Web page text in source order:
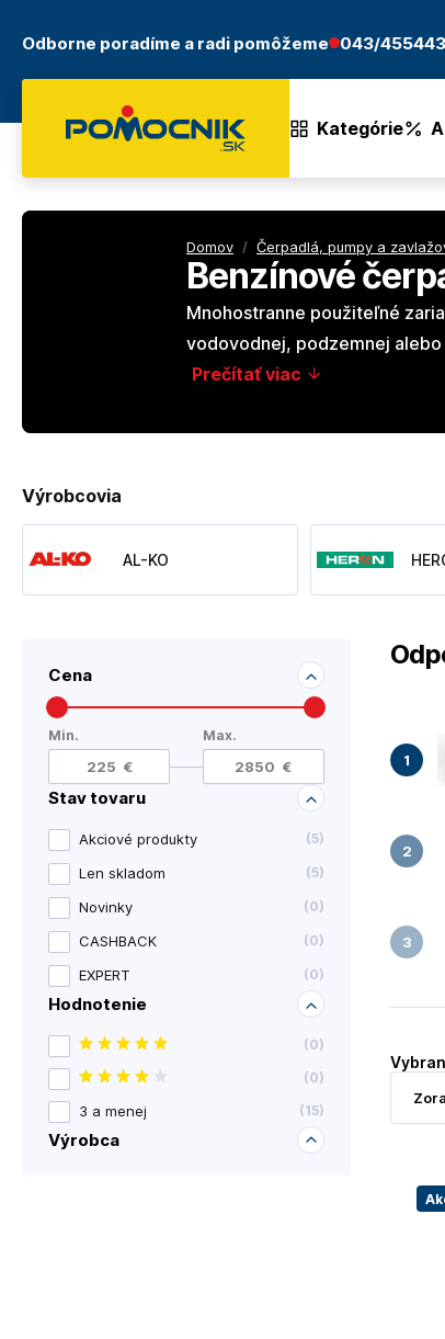
Odborne poradíme a radi pomôžeme 043/
Kategórie
Domov / Čerpadlá, pumpy a
Benzínové
Mnohostranne použiteľné
vodovodnej, podzemnej
Prečítať viac
Cena
Min. Max.
Stav tovaru
Akciové produkty (5)
Len skladom (5)
Novinky (0)
CASHBACK (0)
EXPERT (0)
Hodnotenie
(0)
(0)
3 a menej (15)
Výrobca
Výrobcovia
AL-KO